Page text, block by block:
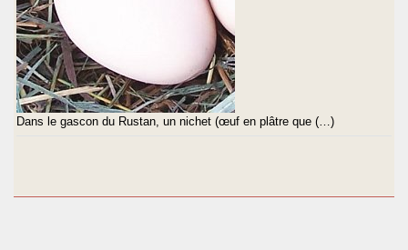
Dans le gascon du Rustan, un nichet (œuf en plâtre que (…)